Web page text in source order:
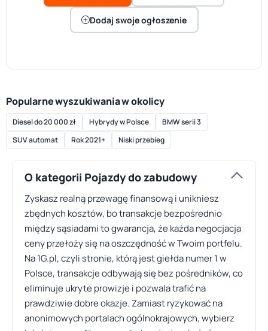
Dodaj swoje ogłoszenie
Popularne wyszukiwania w okolicy
Diesel do 20 000 zł Hybrydy w Polsce
BMW serii 3
SUV automat
Rok 2021+ Niski przebieg
O kategorii Pojazdy do zabudowy
Zyskasz realną przewagę finansową i unikniesz
zbędnych kosztów, bo transakcje bezpośrednio
między sąsiadami to gwarancja, że każda negocjacja
ceny przełoży się na oszczędność w Twoim portfelu.
Na 1G.pl, czyli stronie, którą jest giełda numer 1 w
Polsce, transakcje odbywają się bez pośredników, co
eliminuje ukryte prowizje i pozwala trafić na
prawdziwie dobre okazje. Zamiast ryzykować na
anonimowych portalach ogólnokrajowych, wybierz